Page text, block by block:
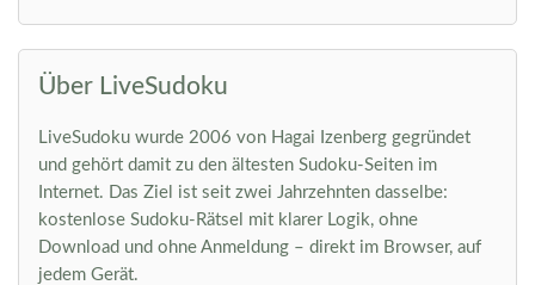
Über LiveSudoku
LiveSudoku wurde 2006 von Hagai Izenberg gegründet
und gehört damit zu den ältesten Sudoku-Seiten im
Internet. Das Ziel ist seit zwei Jahrzehnten dasselbe:
kostenlose Sudoku-Rätsel mit klarer Logik, ohne
Download und ohne Anmeldung – direkt im Browser, auf
jedem Gerät.